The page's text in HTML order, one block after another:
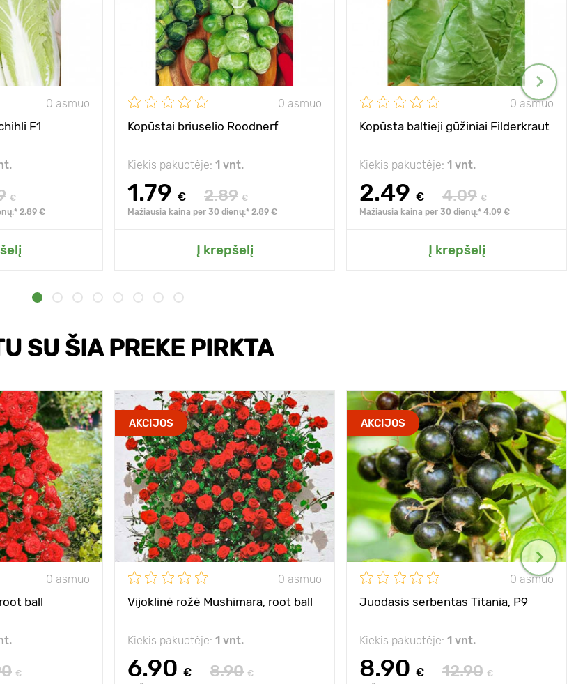
0 asmuo
F1
€
2.89 €
0 asmuo
Kopūstai briuselio Roodnerf
Kiekis pakuotėje: 1 vnt.
1.79 € 2.89 €
Mažiausia kaina per 30 dienų:* 2.89 €
Į krepšelį
0 asmuo
Kopūsta baltieji gūžiniai Filderkraut
Kiekis pakuotėje: 1 vnt.
2.49 € 4.09 €
Mažiausia kaina per 30 dienų:* 4.09 €
Į krepšelį
SU ŠIA PREKE PIRKTA
0 asmuo
ball
€
AKCIJOS
0 asmuo
Vijoklinė rožė Mushimara, root ball
Kiekis pakuotėje: 1 vnt.
6.90 € 8.90 €
AKCIJOS
0 asmuo
Juodasis serbentas Titania, Р9
Kiekis pakuotėje: 1 vnt.
8.90 € 12.90 €